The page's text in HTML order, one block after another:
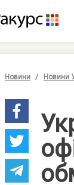
Новини Новини